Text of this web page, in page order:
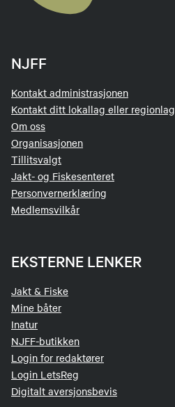
NJFF
Kontakt administrasjonen
Kontakt ditt lokallag eller regionlag
Om oss
Organisasjonen
Tillitsvalgt
Jakt- og Fiskesenteret
Personvernerklæring
Medlemsvilkår
EKSTERNE LENKER
Jakt & Fiske
Mine båter
Inatur
NJFF-butikken
Login for redaktører
Login LetsReg
Digitalt aversjonsbevis